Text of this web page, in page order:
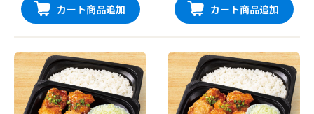
カート商品追加 カート商品追加